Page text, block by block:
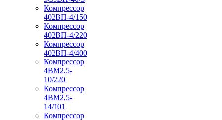
Компрессор
402ВП-4/150
Компрессор
402ВП-4/220
Компрессор
402ВП-4/400
Компрессор
4ВМ2,5-
10/220
Компрессор
4ВМ2,5-
14/101
Компрессор